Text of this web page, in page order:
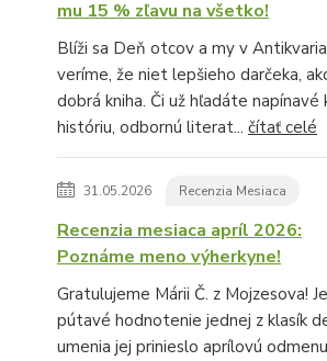
mu 15 % zľavu na všetko!
Blíži sa Deň otcov a my v
veríme, že niet lepšieho darčeka,
dobrá kniha. Či už hľadáte napínavé
históriu, odbornú literat... čítať celé
31.05.2026 Recenzia Mesiaca
Recenzia mesiaca apríl 2026:
Poznáme meno výherkyne!
Gratulujeme Márii Č. z Mojzesova!
pútavé hodnotenie jednej z klasík
umenia jej prinieslo aprílovú